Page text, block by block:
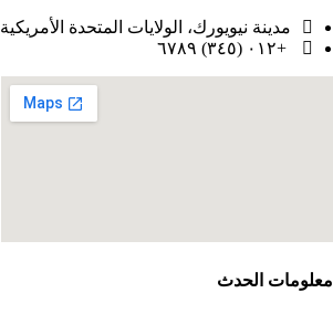
مدينة نيويورك، الولايات المتحدة الأمريكية
+٠١٢ (٣٤٥) ٦٧٨٩
معلومات الحدث